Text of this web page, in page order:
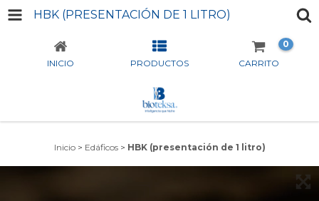
HBK (PRESENTACIÓN DE 1 LITRO)
INICIO PRODUCTOS CARRITO
0
Inicio > Edáficos > HBK (presentación de 1 litro)